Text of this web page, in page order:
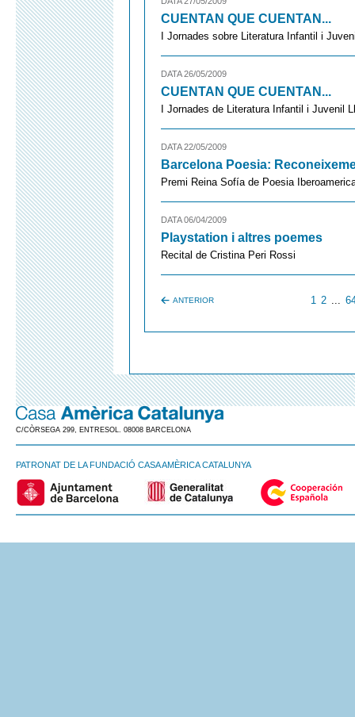
CUENTAN QUE CUENTAN...
I Jornades sobre Literatura Infantil i
DATA 26/05/2009
CUENTAN QUE CUENTAN...
I Jornades de Literatura Infantil i Juvenil
DATA 22/05/2009
Barcelona Poesia:
Premi Reina Sofía de Poesia
DATA 06/04/2009
Playstation i altres poemes
Recital de Cristina Peri Rossi
ANTERIOR 1 2 ...
C/CÒRSEGA 299, ENTRESOL. 08008 BARCELONA
PATRONAT DE LA FUNDACIÓ CASA AMÈRICA CATALUNYA